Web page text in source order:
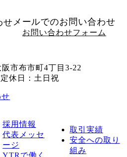
せ メールでのお問い合わせ
お問い合わせフォーム
市布市町4丁目3-22
休日：土日祝
採用情報
代表メッセ
ージ
取引実績
安全への取り
組み